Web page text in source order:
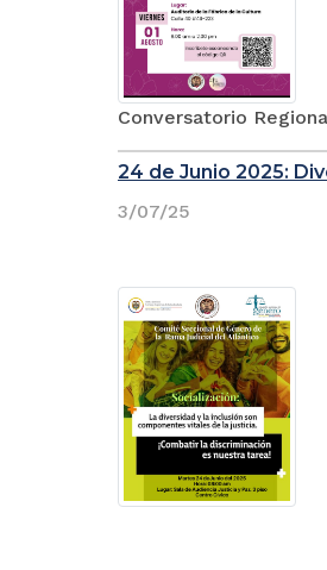
Conversatorio
24 de Junio 2025:
3/07/25